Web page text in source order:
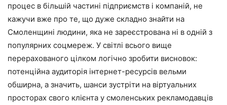
процес в більшій частині підприємств і компаній, не
кажучи вже про те, що дуже складно знайти на
Смоленщині людини, яка не зареєстрована ні в одній з
популярних соцмереж. У світлі всього вище
перерахованого цілком логічно зробити висновок:
потенційна аудиторія інтернет-ресурсів вельми
обширна, а значить, шанси зустріти на віртуальних
просторах свого клієнта у смоленських рекламодавців